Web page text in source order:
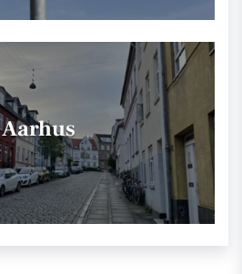
Aarhus